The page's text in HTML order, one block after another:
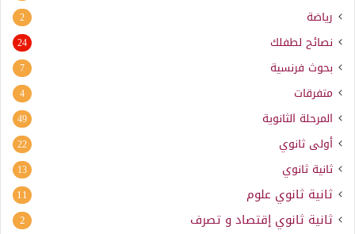
رياضة 2
نصائح لطفلك 24
بحوث فرنسية 7
متفرقات 4
المرحلة الثانوية 49
أولى ثانوي 22
ثانية ثانوي 13
ثانية ثانوي علوم 11
ثانية ثانوي إقتصاد و تصرف 2